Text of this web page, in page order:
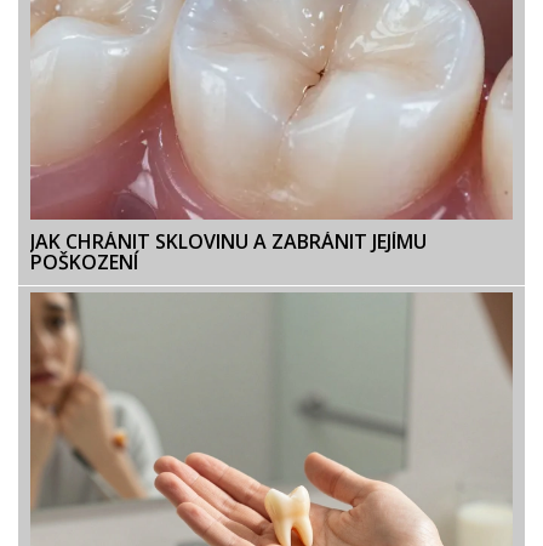
JAK CHRÁNIT SKLOVINU A ZABRÁNIT JEJÍMU
POŠKOZENÍ